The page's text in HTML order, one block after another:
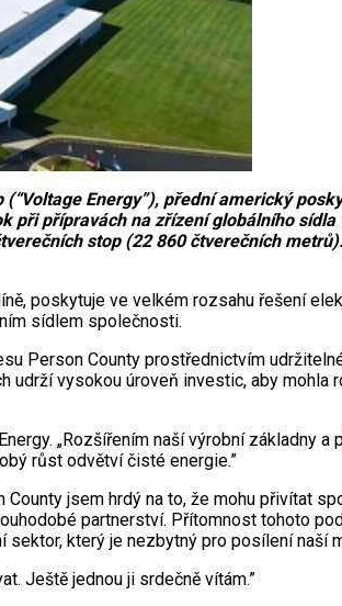
Energy”), přední americký
přípravách na zřízení globálního sídla
stop (22 860 čtverečních
poskytuje ve velkém rozsahu řešení
sídlem společnosti.
Person County prostřednictvím
udrží vysokou úroveň investic, aby
„Rozšířením naší výrobní základny
růst odvětví čisté energie.”
jsem hrdý na to, že mohu přivítat
partnerství. Přítomnost tohoto
který je nezbytný pro posílení naší
Ještě jednou ji srdečně vítám.”